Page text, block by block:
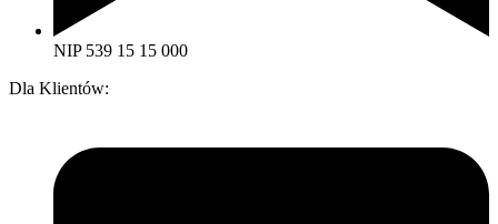
NIP 539 15 15 000
Dla Klientów: